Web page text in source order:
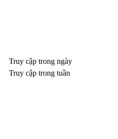
Truy cập trong ngày
Truy cập trong tuần